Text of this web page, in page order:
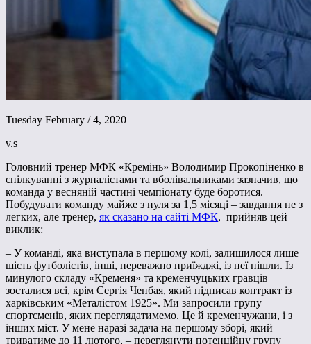
Tuesday February / 4, 2020
v.s
Головний тренер МФК «Кремінь» Володимир Прокопіненко в
спілкуванні з журналістами та вболівальниками зазначив, що
команда у весняній частині чемпіонату буде боротися.
Побудувати команду майже з нуля за 1,5 місяці – завдання не з
легких, але тренер, як сказано на сайті МФК, прийняв цей
виклик:
– У команді, яка виступала в першому колі, залишилося лише
шість футболістів, інші, переважно приїжджі, із неї пішли. Із
минулого складу «Кременя» та кременчуцьких гравців
зосталися всі, крім Сергія Ченбая, який підписав контракт із
харківським «Металістом 1925». Ми запросили групу
спортсменів, яких переглядатимемо. Це й кременчужани, і з
інших міст. У мене наразі задача на першому зборі, який
триватиме до 11 лютого, – переглянути потенційну групу